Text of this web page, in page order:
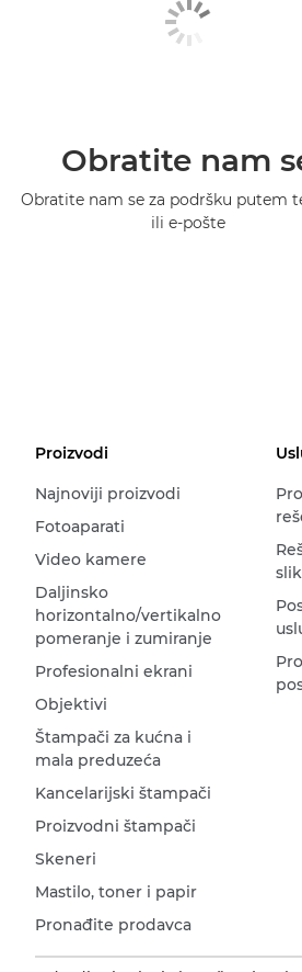
Obratite nam
Obratite nam se za podršku putem
ili e-pošte
Proizvodi
Najnoviji proizvodi
Fotoaparati
Video kamere
Daljinsko
horizontalno/vertikalno
pomeranje i zumiranje
Profesionalni ekrani
Objektivi
Štampači za kućna i
mala preduzeća
Kancelarijski štampači
Proizvodni štampači
Skeneri
Mastilo, toner i papir
Pronađite prodavca